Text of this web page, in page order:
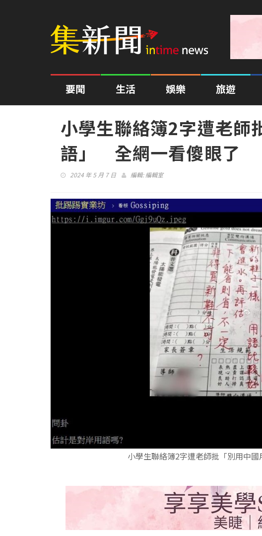
要聞 生活 娛樂 旅遊
小學生聯絡簿2字遭老師
語」 全網一看傻眼了
2024 年 5 月 7 日 編輯:編輯室
小學生聯絡簿2字遭老師批「別用中